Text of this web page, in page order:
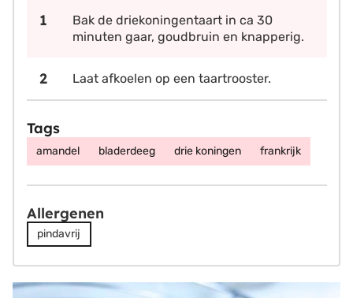
Bak de driekoningentaart in ca 30
minuten gaar, goudbruin en knapperig.
Laat afkoelen op een taartrooster.
Tags
amandel bladerdeeg drie koningen frankrijk
Allergenen
pindavrij